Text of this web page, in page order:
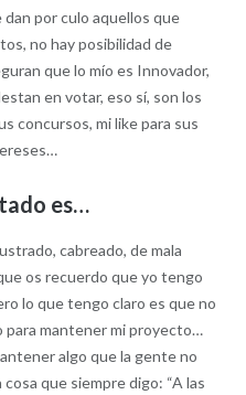
dan por culo aquellos que
no hay posibilidad de
que lo mío es Innovador,
en votar, eso sí, son los
concursos, mi like para sus
es…
cabreado, de mala
os recuerdo que yo tengo
lo que tengo claro es que no
para mantener mi proyecto…
algo que la gente no
que siempre digo: “A las